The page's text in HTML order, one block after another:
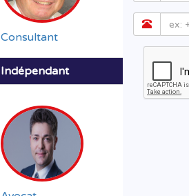
Consultant
Indépendant